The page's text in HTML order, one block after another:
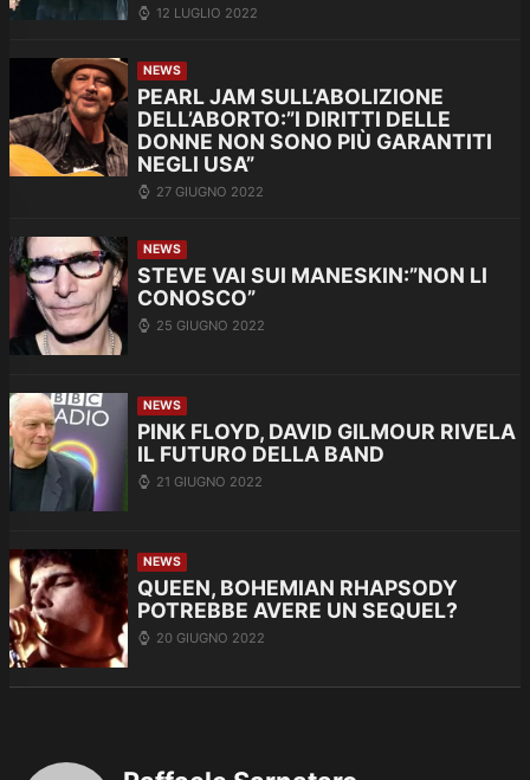
12 LUGLIO 2022
NEWS
PEARL JAM SULL’ABOLIZIONE
DELL’ABORTO:”I DIRITTI DELLE
DONNE NON SONO PIÙ GARANTITI
NEGLI USA”
27 GIUGNO 2022
NEWS
STEVE VAI SUI MANESKIN:”NON LI
CONOSCO”
25 GIUGNO 2022
NEWS
PINK FLOYD, DAVID GILMOUR RIVELA
IL FUTURO DELLA BAND
21 GIUGNO 2022
NEWS
QUEEN, BOHEMIAN RHAPSODY
POTREBBE AVERE UN SEQUEL?
20 GIUGNO 2022